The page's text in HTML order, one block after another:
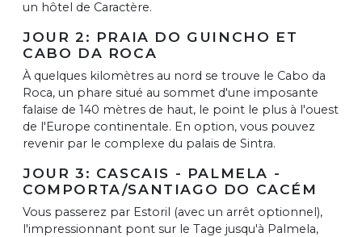
un hôtel de Caractère.
JOUR 2: PRAIA DO GUINCHO ET
CABO DA ROCA
À quelques kilomètres au nord se trouve le Cabo da
Roca, un phare situé au sommet d'une imposante
falaise de 140 mètres de haut, le point le plus à l'ouest
de l'Europe continentale. En option, vous pouvez
revenir par le complexe du palais de Sintra.
JOUR 3: CASCAIS - PALMELA -
COMPORTA/SANTIAGO DO CACÉM
Vous passerez par Estoril (avec un arrêt optionnel),
l'impressionnant pont sur le Tage jusqu'à Palmela,